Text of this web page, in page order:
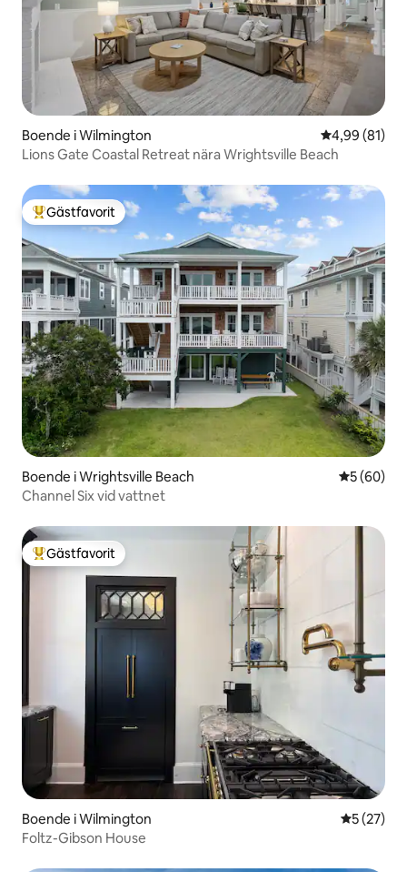
Boende i Wilmington 4,99 av 5 i
4,99 (81)
Lions Gate Coastal Retreat nära Wrightsville Beach
Populär gästfavorit
Gästfavorit
Boende i Wrightsville Beach 5 av 5 i
5 (60)
Channel Six vid vattnet
Populär gästfavorit
Gästfavorit
Boende i Wilmington 5 av 5 i
5 (27)
Foltz-Gibson House